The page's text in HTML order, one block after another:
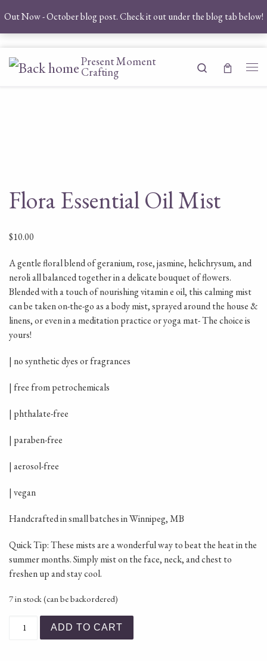
Out Now - October blog post. Check it out under the blog tab below!
Skip to content
Present Moment
Crafting
Search
Flora Essential Oil Mist
$10.00
A gentle floral blend of geranium, rose, jasmine, helichrysum, and
neroli all balanced together in a delicate bouquet of flowers.
Blended with a touch of nourishing vitamin e oil, this calming mist
can be taken on-the-go as a body mist, sprayed around the house &
linens, or even in a meditation practice or yoga mat- The choice is
yours!
| no synthetic dyes or fragrances
| free from petrochemicals
| phthalate-free
| paraben-free
| aerosol-free
| vegan
Handcrafted in small batches in Winnipeg, MB
Quick Tip: These mists are a wonderful way to beat the heat in the
summer months. Simply mist on the face, neck, and chest to
freshen up and stay cool.
7 in stock (can be backordered)
Flora Essential Oil Mist quantity
ADD TO CART